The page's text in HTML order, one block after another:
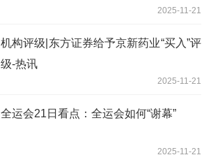
2025-11-21
机构评级|东方证券给予京新药业“买入”评
级-热讯
2025-11-21
全运会21日看点：全运会如何“谢幕”
2025-11-21